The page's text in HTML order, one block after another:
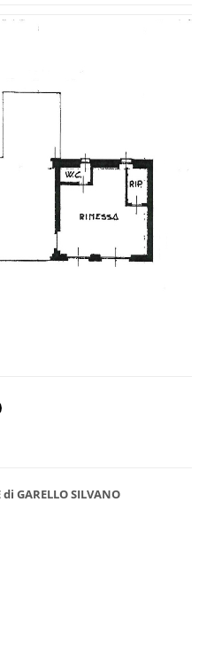
GARELLO SILVANO